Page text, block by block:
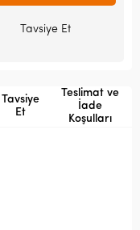
Tavsiye Et
Tavsiye
Et
Teslimat ve
İade
Koşulları